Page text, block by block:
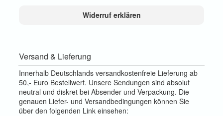
Widerruf erklären
Versand & Lieferung
Innerhalb Deutschlands versandkostenfreie Lieferung ab
50,- Euro Bestellwert. Unsere Sendungen sind absolut
neutral und diskret bei Absender und Verpackung. Die
genauen Liefer- und Versandbedingungen können Sie
über den folgenden Link einsehen: